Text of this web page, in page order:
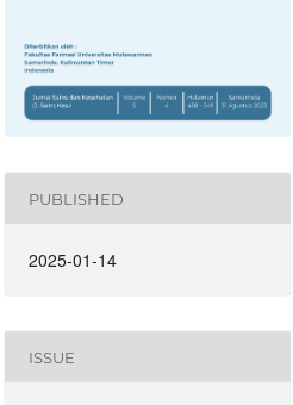
PUBLISHED
2025-01-14
ISSUE